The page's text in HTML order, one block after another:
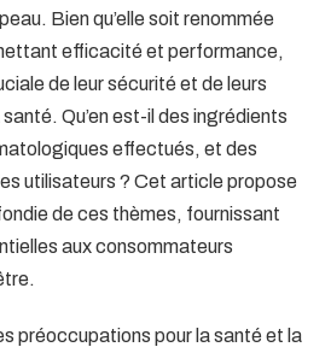
Bien qu’elle soit renommée
efficacité et performance,
de leur sécurité et de leurs
Qu’en est-il des ingrédients
effectués, et des
utilisateurs ? Cet article propose
de ces thèmes, fournissant
aux consommateurs
préoccupations pour la santé et la